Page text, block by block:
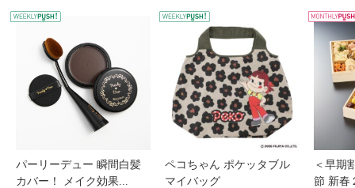
WEEKLY PUSH
パーリーデュー 瞬間白髪
カバー！ メイク効果...
ペコちゃん ポケッタブル
マイバッグ
＜早期
節 新春